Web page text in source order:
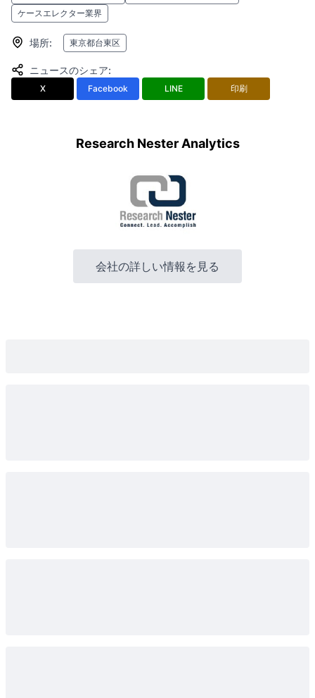
ケースエレクター業界
場所: 東京都台東区
ニュースのシェア:
X Facebook LINE 印刷
Research Nester Analytics
会社の詳しい情報を見る